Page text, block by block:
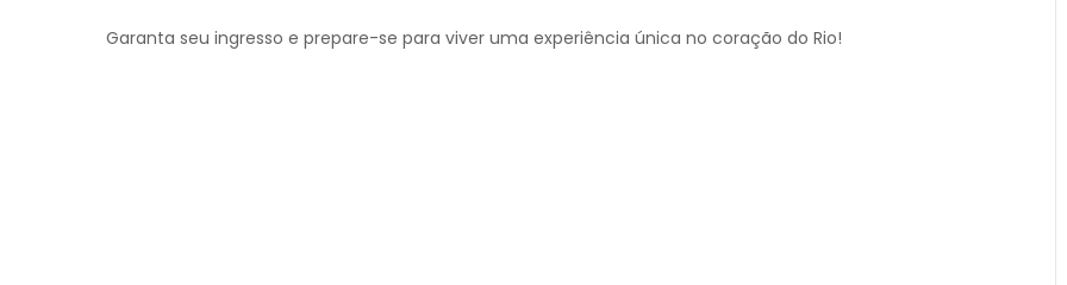
Garanta seu ingresso e prepare-se para viver uma experiência única no coração do Rio!